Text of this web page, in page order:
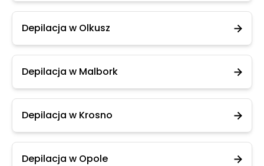
Depilacja w Olkusz
Depilacja w Malbork
Depilacja w Krosno
Depilacja w Opole